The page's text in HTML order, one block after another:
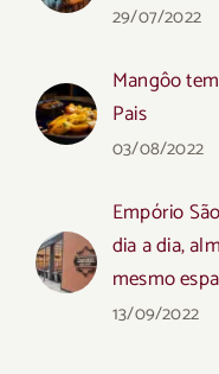
29/07/2022
Mangôo
Pais
03/08/2022
Empório
dia a dia,
mesmo
13/09/2022